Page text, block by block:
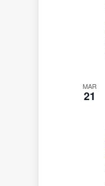
MAR
21